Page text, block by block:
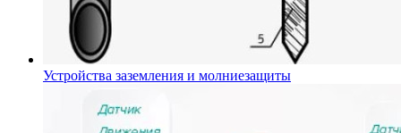
Устройства заземления и молниезащиты